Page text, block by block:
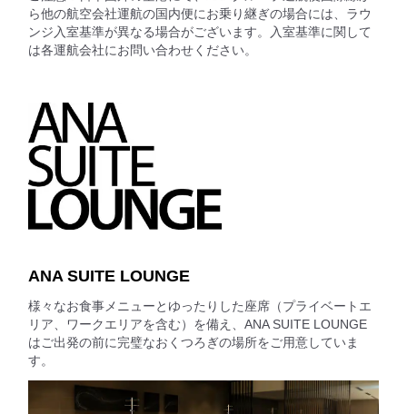
ら他の航空会社運航の国内便にお乗り継ぎの場合には、ラウ
ンジ入室基準が異なる場合がございます。入室基準に関して
は各運航会社にお問い合わせください。
ANA SUITE LOUNGE
様々なお食事メニューとゆったりした座席（プライベートエ
リア、ワークエリアを含む）を備え、ANA SUITE LOUNGE
はご出発の前に完璧なおくつろぎの場所をご用意していま
す。